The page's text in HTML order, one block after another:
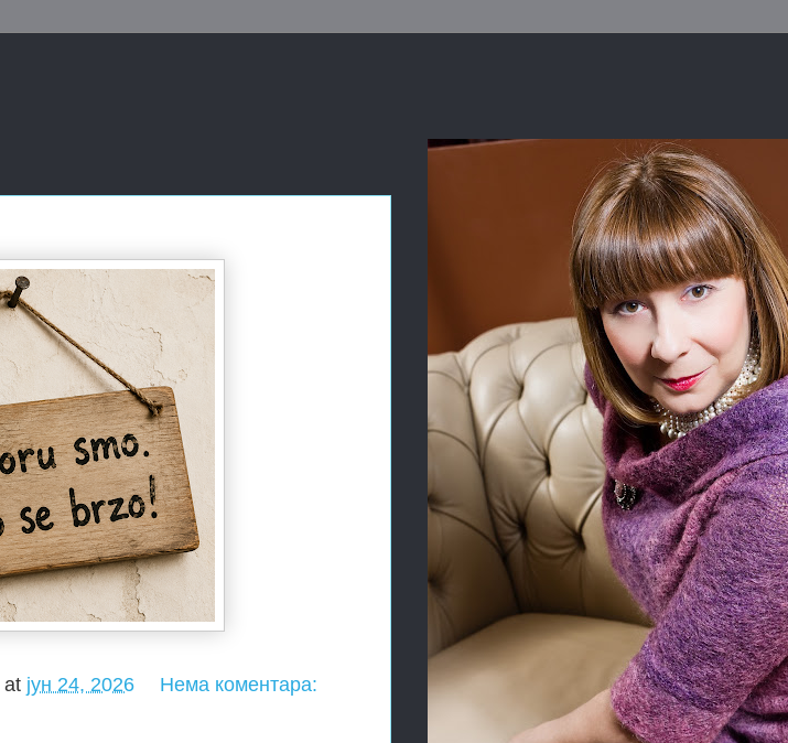
at јун 24, 2026 Нема коментара: